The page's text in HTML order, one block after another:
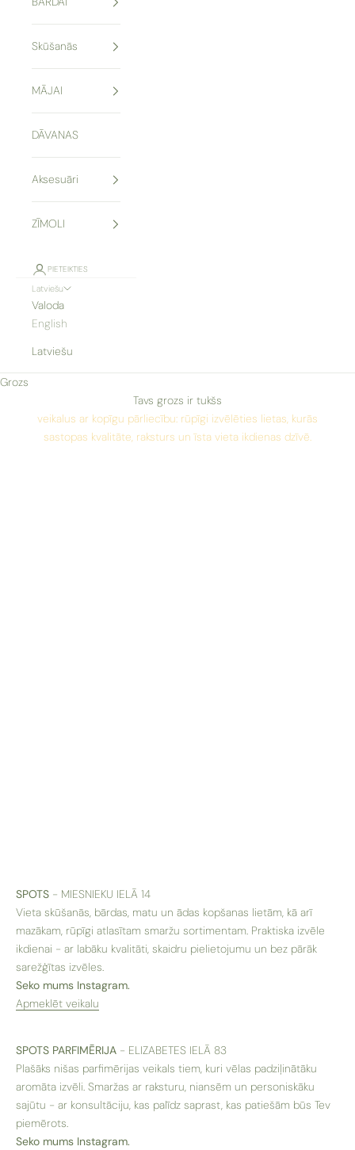
Skūšanās
MĀJAI
DĀVANAS
Aksesuāri
ZĪMOLI
PIETEIKTIES
Latviešu
Valoda
English
Latviešu
Grozs
Tavs grozs ir tukšs
SPOTS ir neatkarīgs ģimenes uzņēmums Rīgā, kas apvieno divus
veikalus ar kopīgu pārliecību: rūpīgi izvēlēties lietas, kurās
sastopas kvalitāte, raksturs un īsta vieta ikdienas dzīvē.
SPOTS - MIESNIEKU IELĀ 14
Vieta skūšanās, bārdas, matu un ādas kopšanas lietām, kā arī
mazākam, rūpīgi atlasītam smaržu sortimentam. Praktiska izvēle
ikdienai - ar labāku kvalitāti, skaidru pielietojumu un bez pārāk
sarežģītas izvēles.
Seko mums Instagram.
Apmeklēt veikalu
SPOTS PARFIMĒRIJA - ELIZABETES IELĀ 83
Plašāks nišas parfimērijas veikals tiem, kuri vēlas padziļinātāku
aromāta izvēli. Smaržas ar raksturu, niansēm un personiskāku
sajūtu - ar konsultāciju, kas palīdz saprast, kas patiešām būs Tev
piemērots.
Seko mums Instagram.